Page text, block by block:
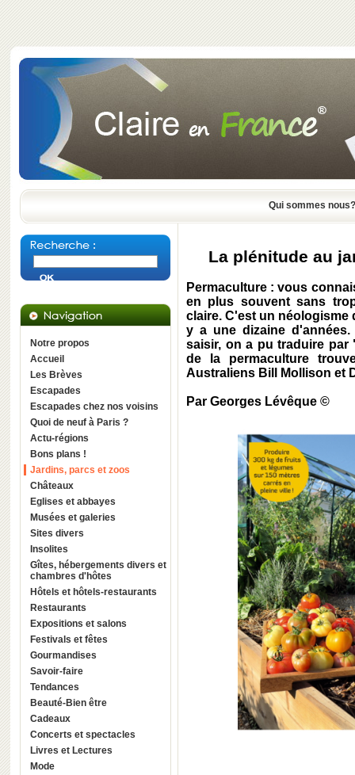
Qui sommes nous?
Notre propos
Accueil
Les Brèves
Escapades
Escapades chez nos voisins
Quoi de neuf à Paris ?
Actu-régions
Bons plans !
Jardins, parcs et zoos
Châteaux
Eglises et abbayes
Musées et galeries
Sites divers
Insolites
Gîtes, hébergements divers et
chambres d'hôtes
Hôtels et hôtels-restaurants
Restaurants
Expositions et salons
Festivals et fêtes
Gourmandises
Savoir-faire
Tendances
Beauté-Bien être
Cadeaux
Concerts et spectacles
Livres et Lectures
Mode
La plénitude au
Permaculture : vous
en plus souvent sans
claire. C'est un néologisme
y a une dizaine
saisir, on a pu traduire
de la permaculture
Australiens Bill Mollison et
Par Georges Lévêque ©